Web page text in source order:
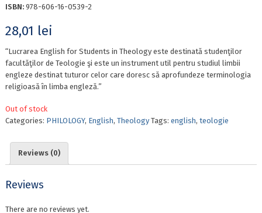
ISBN: 978-606-16-0539-2
28,01 lei
“Lucrarea English for Students in Theology este destinată studenţilor
facultăţilor de Teologie şi este un instrument util pentru studiul limbii
engleze destinat tuturor celor care doresc să aprofundeze terminologia
religioasă în limba engleză.”
Out of stock
Categories: PHILOLOGY, English, Theology Tags: english, teologie
Reviews (0)
Reviews
There are no reviews yet.